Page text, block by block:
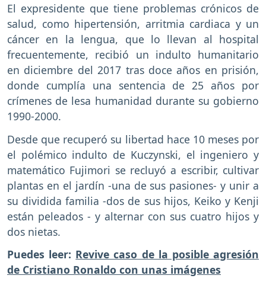
El expresidente que tiene problemas crónicos de
salud, como hipertensión, arritmia cardiaca y un
cáncer en la lengua, que lo llevan al hospital
frecuentemente, recibió un indulto humanitario
en diciembre del 2017 tras doce años en prisión,
donde cumplía una sentencia de 25 años por
crímenes de lesa humanidad durante su gobierno
1990-2000.
Desde que recuperó su libertad hace 10 meses por
el polémico indulto de Kuczynski, el ingeniero y
matemático Fujimori se recluyó a escribir, cultivar
plantas en el jardín -una de sus pasiones- y unir a
su dividida familia -dos de sus hijos, Keiko y Kenji
están peleados - y alternar con sus cuatro hijos y
dos nietas.
Puedes leer: Revive caso de la posible agresión
de Cristiano Ronaldo con unas imágenes